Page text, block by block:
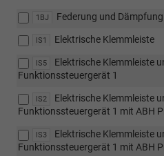
1BJ Federung und
IS1 Elektrische Klemmleiste
IS5
Elektrische Klemmleiste
Funktionssteuergerät 1
IS2
Elektrische Klemmleiste
Funktionssteuergerät 1 mit ABH
IS3
Elektrische Klemmleiste
Funktionssteuergerät 1 mit ABH